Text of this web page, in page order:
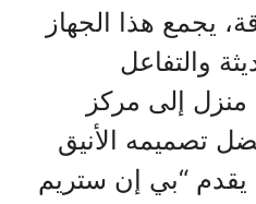
يجمع هذا الجهاز
والتفاعل
إلى مركز
تصميمه الأنيق
يقدم “بي إن ستريم